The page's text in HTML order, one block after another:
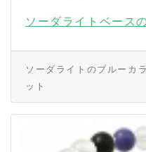
ソーダライトベース
ソーダライトのブルーカ
ット